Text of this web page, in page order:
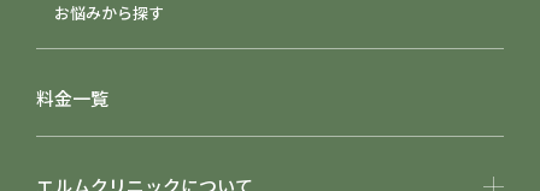
お悩みから探す
料金一覧